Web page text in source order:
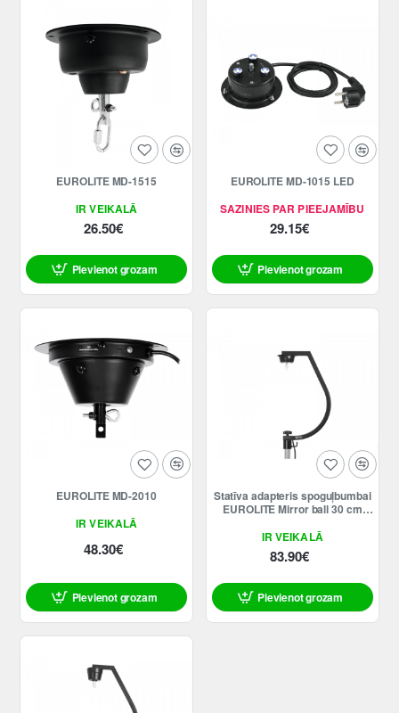
IR VEIKALĀ
EUROLITE MD-1515
26.50€
Pievienot grozam
SAZINIES PAR PIEEJAMĪBU
EUROLITE MD-1015 LED
29.15€
Pievienot grozam
IR VEIKALĀ
EUROLITE MD-2010
48.30€
Pievienot grozam
IR VEIKALĀ
Statīva adapteris spoguļbumbai
EUROLITE Mirror ball 30 cm
83.90€
Pievienot grozam